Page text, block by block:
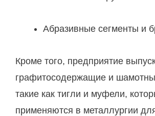
Абразивные сегменты и
Кроме того, предприятие
графитосодержащие и
такие как тигли и муфели,
применяются в металлургии